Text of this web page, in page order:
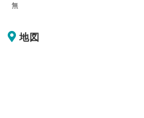
無
地図